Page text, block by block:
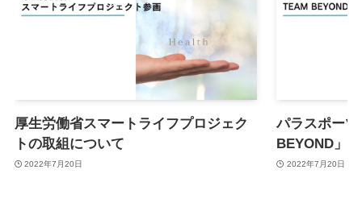
厚生労働省スマートライフプロジェク
トの取組について
2022年7月20日
パラスポー
BEYOND」
2022年7月20日